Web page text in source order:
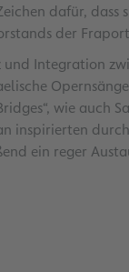
dafür, dass
der
Integration
wie auch
inspirierten durch
ein reger